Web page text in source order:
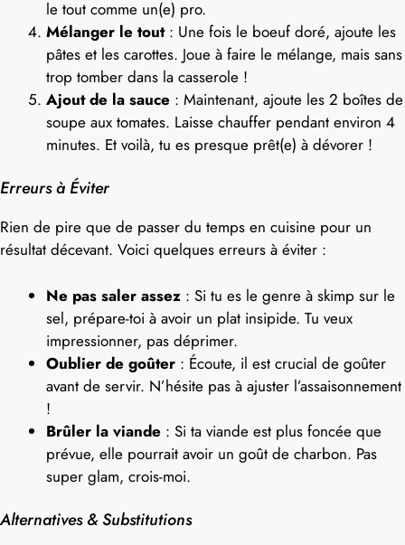
le tout comme un(e) pro.
Mélanger le tout: Une fois le boeuf doré, ajoute les
pâtes et les carottes. Joue à faire le mélange, mais sans
trop tomber dans la casserole !
Ajout de la sauce : Maintenant, ajoute les 2 boîtes de
soupe aux tomates. Laisse chauffer pendant environ 4
minutes. Et voilà, tu es presque prêt(e) à dévorer !
Erreurs à Éviter
Rien de pire que de passer du temps en cuisine pour un
résultat décevant. Voici quelques erreurs à éviter :
Ne pas saler assez : Si tu es le genre à skimp sur le
sel, prépare-toi à avoir un plat insipide. Tu veux
impressionner, pas déprimer.
Oublier de goûter : Écoute, il est crucial de goûter
avant de servir. N’hésite pas à ajuster l’assaisonnement
!
Brûler la viande : Si ta viande est plus foncée que
prévue, elle pourrait avoir un goût de charbon. Pas
super glam, crois-moi.
Alternatives & Substitutions